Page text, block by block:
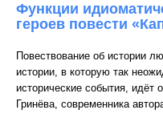
Функции
героев повести
Повествование об истории
истории, в которую так
исторические события, идёт
Гринёва, современника